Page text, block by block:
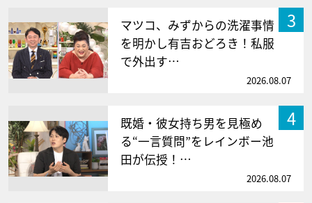
3
マツコ、みずからの洗濯事情
を明かし有吉おどろき！私服
で外出す…
2026.08.07
4
既婚・彼女持ち男を見極め
る“一言質問”をレインボー池
田が伝授！…
2026.08.07